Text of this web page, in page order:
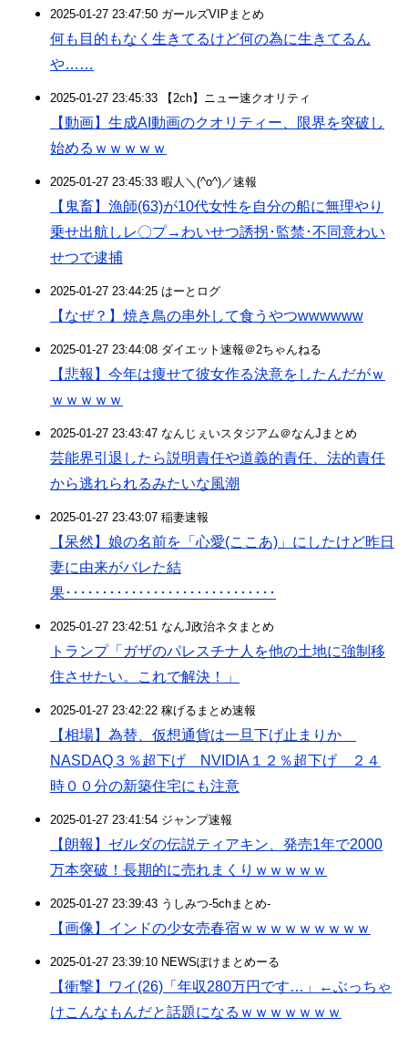
2025-01-27 23:47:50 ガールズVIPまとめ
何も目的もなく生きてるけど何の為に生きてるん
や……
2025-01-27 23:45:33 【2ch】ニュー速クオリティ
【動画】生成AI動画のクオリティー、限界を突破し
始めるｗｗｗｗｗ
2025-01-27 23:45:33 暇人＼(^o^)／速報
【鬼畜】漁師(63)が10代女性を自分の船に無理やり
乗せ出航しレ〇プ→わいせつ誘拐･監禁･不同意わい
せつで逮捕
2025-01-27 23:44:25 はーとログ
【なぜ？】焼き鳥の串外して食うやつwwwwww
2025-01-27 23:44:08 ダイエット速報＠2ちゃんねる
【悲報】今年は痩せて彼女作る決意をしたんだがｗ
ｗｗｗｗｗ
2025-01-27 23:43:47 なんじぇいスタジアム＠なんJまとめ
芸能界引退したら説明責任や道義的責任、法的責任
から逃れられるみたいな風潮
2025-01-27 23:43:07 稲妻速報
【呆然】娘の名前を「心愛(ここあ)」にしたけど昨日
妻に由来がバレた結
果･････････････････････････････
2025-01-27 23:42:51 なんJ政治ネタまとめ
トランプ「ガザのパレスチナ人を他の土地に強制移
住させたい。これで解決！」
2025-01-27 23:42:22 稼げるまとめ速報
【相場】為替、仮想通貨は一旦下げ止まりか
NASDAQ３％超下げ NVIDIA１２％超下げ ２４
時００分の新築住宅にも注意
2025-01-27 23:41:54 ジャンプ速報
【朗報】ゼルダの伝説ティアキン、発売1年で2000
万本突破！長期的に売れまくりｗｗｗｗｗ
2025-01-27 23:39:43 うしみつ-5chまとめ-
【画像】インドの少女売春宿ｗｗｗｗｗｗｗｗｗ
2025-01-27 23:39:10 NEWSぽけまとめーる
【衝撃】ワイ(26)「年収280万円です…」←ぶっちゃ
けこんなもんだと話題になるｗｗｗｗｗｗｗ